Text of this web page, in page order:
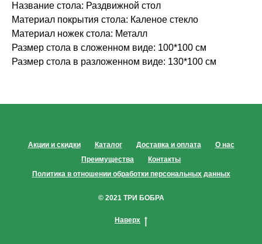
Название стола: Раздвижной стол
Материал покрытия стола: Каленое стекло
Материал ножек стола: Металл
Размер стола в сложенном виде: 100*100 см
Размер стола в разложенном виде: 130*100 см
Акции и скидки Каталог Доставка и оплата
О нас
Преимущества
Контакты
Политика в отношении обработки персональных данных
© 2021 ТРИ БОБРА
Наверх